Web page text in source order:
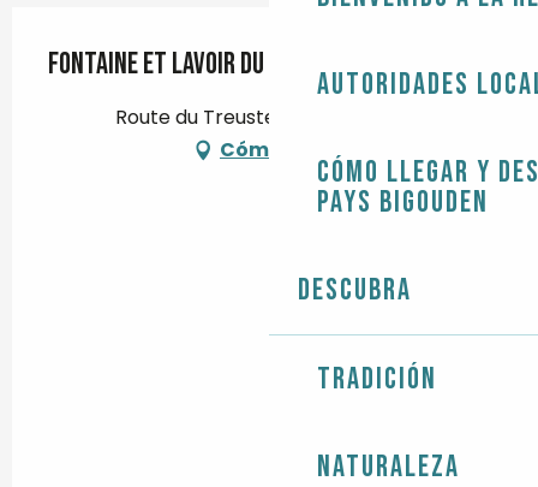
Autoridades
Cómo llegar y
Pays Bigouden
Descubra
Tradición
Naturaleza
Fontaine et lavoir du Rhu
Route du Treustel, 29120 Combrit
Cómo llegar